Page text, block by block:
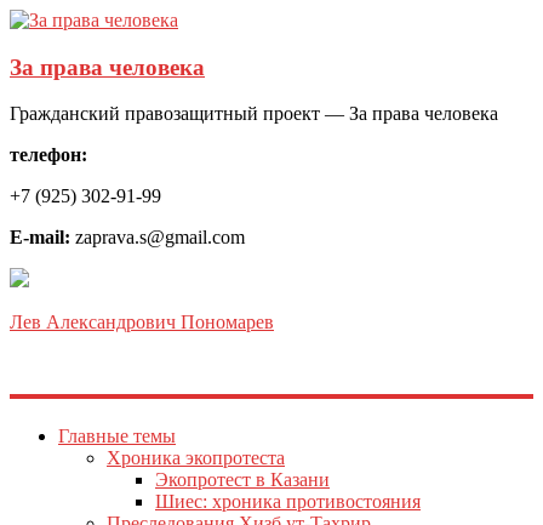
За права человека
Гражданский правозащитный проект — За права человека
телефон:
+7 (925) 302-91-99
E-mail: zaprava.s@gmail.com
Лев Александрович Пономарев
Главные темы
Хроника экопротеста
Экопротест в Казани
Шиес: хроника противостояния